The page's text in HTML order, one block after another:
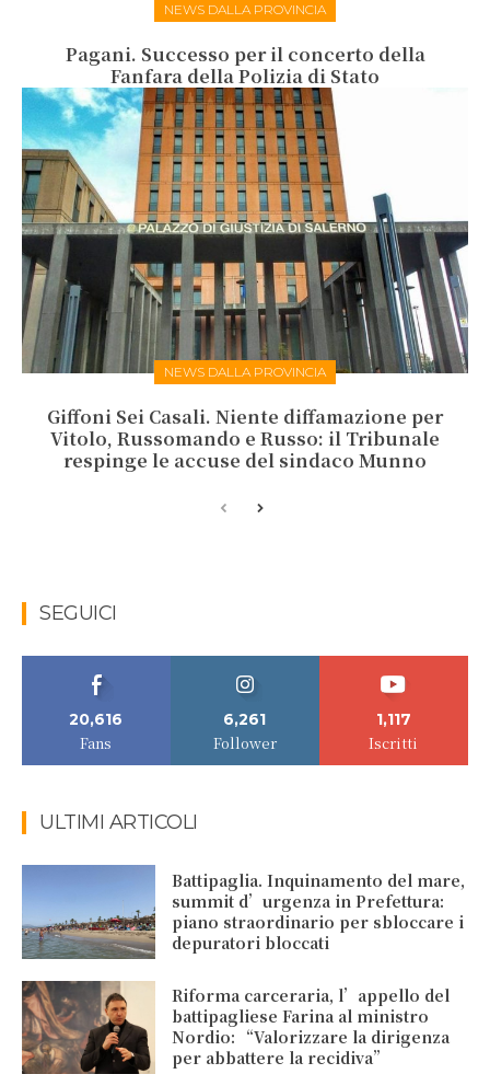
NEWS DALLA PROVINCIA
Pagani. Successo per il concerto della
Fanfara della Polizia di Stato
NEWS DALLA PROVINCIA
Giffoni Sei Casali. Niente diffamazione per
Vitolo, Russomando e Russo: il Tribunale
respinge le accuse del sindaco Munno
SEGUICI
20,616
Fans
6,261
Follower
1,117
Iscritti
ULTIMI ARTICOLI
Battipaglia. Inquinamento del mare,
summit d’urgenza in Prefettura:
piano straordinario per sbloccare i
depuratori bloccati
Riforma carceraria, l’appello del
battipagliese Farina al ministro
Nordio: “Valorizzare la dirigenza
per abbattere la recidiva”